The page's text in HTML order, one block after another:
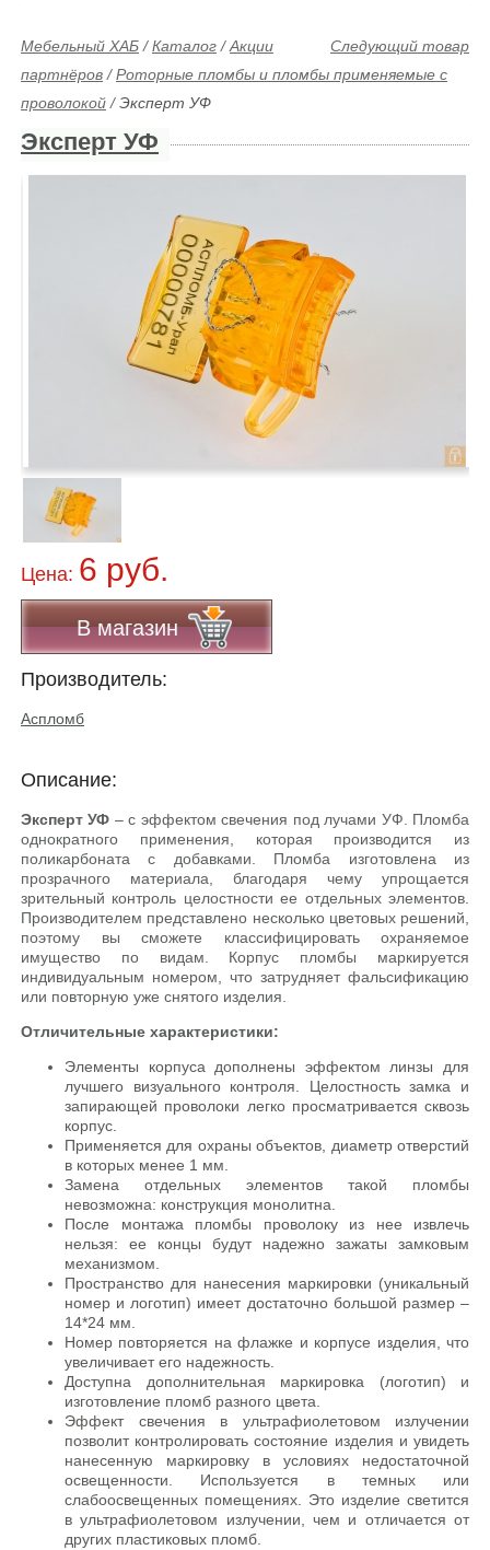
Следующий товар
Мебельный ХАБ /Каталог /Акции
партнёров /Роторные пломбы и пломбы применяемые с
проволокой /Эксперт УФ
Эксперт УФ
Цена: 6 руб.
В магазин
Производитель:
Аспломб
Описание:
Эксперт УФ – с эффектом свечения под лучами УФ. Пломба
однократного применения, которая производится из
поликарбоната с добавками. Пломба изготовлена из
прозрачного материала, благодаря чему упрощается
зрительный контроль целостности ее отдельных элементов.
Производителем представлено несколько цветовых решений,
поэтому вы сможете классифицировать охраняемое
имущество по видам. Корпус пломбы маркируется
индивидуальным номером, что затрудняет фальсификацию
или повторную уже снятого изделия.
Отличительные характеристики:
Элементы корпуса дополнены эффектом линзы для
лучшего визуального контроля. Целостность замка и
запирающей проволоки легко просматривается сквозь
корпус.
Применяется для охраны объектов, диаметр отверстий
в которых менее 1 мм.
Замена отдельных элементов такой пломбы
невозможна: конструкция монолитна.
После монтажа пломбы проволоку из нее извлечь
нельзя: ее концы будут надежно зажаты замковым
механизмом.
Пространство для нанесения маркировки (уникальный
номер и логотип) имеет достаточно большой размер –
14*24 мм.
Номер повторяется на флажке и корпусе изделия, что
увеличивает его надежность.
Доступна дополнительная маркировка (логотип) и
изготовление пломб разного цвета.
Эффект свечения в ультрафиолетовом излучении
позволит контролировать состояние изделия и увидеть
нанесенную маркировку в условиях недостаточной
освещенности. Используется в темных или
слабоосвещенных помещениях. Это изделие светится
в ультрафиолетовом излучении, чем и отличается от
других пластиковых пломб.